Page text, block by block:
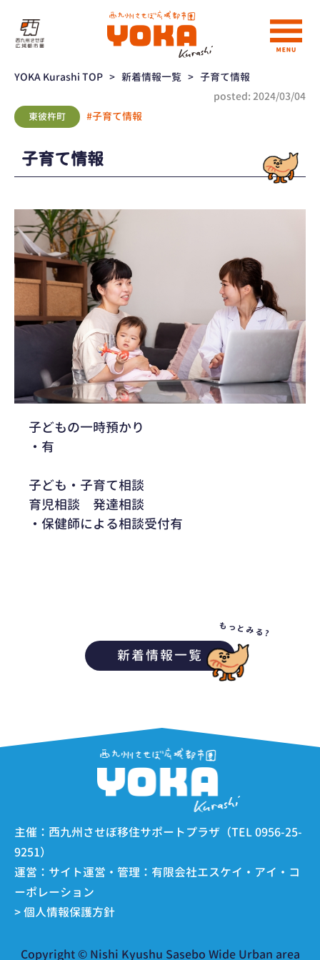
YOKA Kurashi TOP > 新着情報一覧 > 子育て情報
posted: 2024/03/04
東彼杵町 #子育て情報
子育て情報
子どもの一時預かり
・有
子ども・子育て相談
育児相談 発達相談
・保健師による相談受付有
新着情報一覧
もっとみる?
主催：西九州させぼ移住サポートプラザ（TEL 0956-25-
9251）
運営：サイト運営・管理：有限会社エスケイ・アイ・コ
ーポレーション
> 個人情報保護方針
Copyright © Nishi Kyushu Sasebo Wide Urban area